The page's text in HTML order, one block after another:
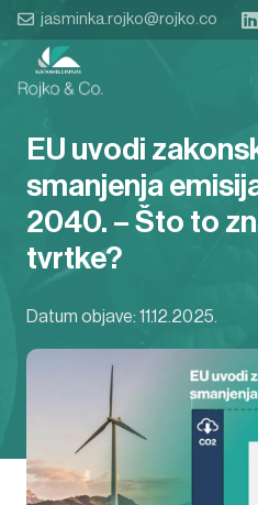
jasminka.rojko@rojko.co
EU uvodi
smanjenja
2040. – Što to
tvrtke?
Datum objave: 11.12.2025.